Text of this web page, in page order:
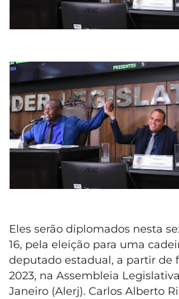
Eles serão diplomados nesta
16, pela eleição para uma
deputado estadual, a partir de
2023, na Assembleia
Janeiro (Alerj). Carlos Alberto